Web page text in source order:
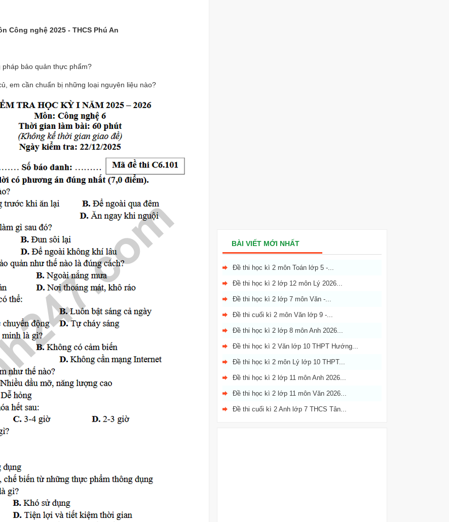
Công nghệ 2025 - THCS Phú An
bảo quản thực phẩm?
em cần chuẩn bị những loại nguyên liệu nào?
BÀI VIẾT MỚI NHẤT
Đề thi học kì 2 môn Toán lớp 5 -...
Đề thi học kì 2 lớp 12 môn Lý 2026...
Đề thi học kì 2 lớp 7 môn Văn -...
Đề thi cuối kì 2 môn Văn lớp 9 -...
Đề thi học kì 2 lớp 8 môn Anh 2026...
Đề thi học kì 2 Văn lớp 10 THPT Hướng...
Đề thi học kì 2 môn Lý lớp 10 THPT...
Đề thi học kì 2 lớp 11 môn Anh 2026...
Đề thi học kì 2 lớp 11 môn Văn 2026...
Đề thi cuối kì 2 Anh lớp 7 THCS Tân...